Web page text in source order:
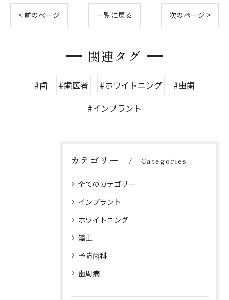
< 前のページ 一覧に戻る 次のページ >
関連タグ
#歯 #歯医者 #ホワイトニング
#虫歯
#インプラント
カテゴリー Categories
全てのカテゴリー
インプラント
ホワイトニング
矯正
予防歯科
歯周病